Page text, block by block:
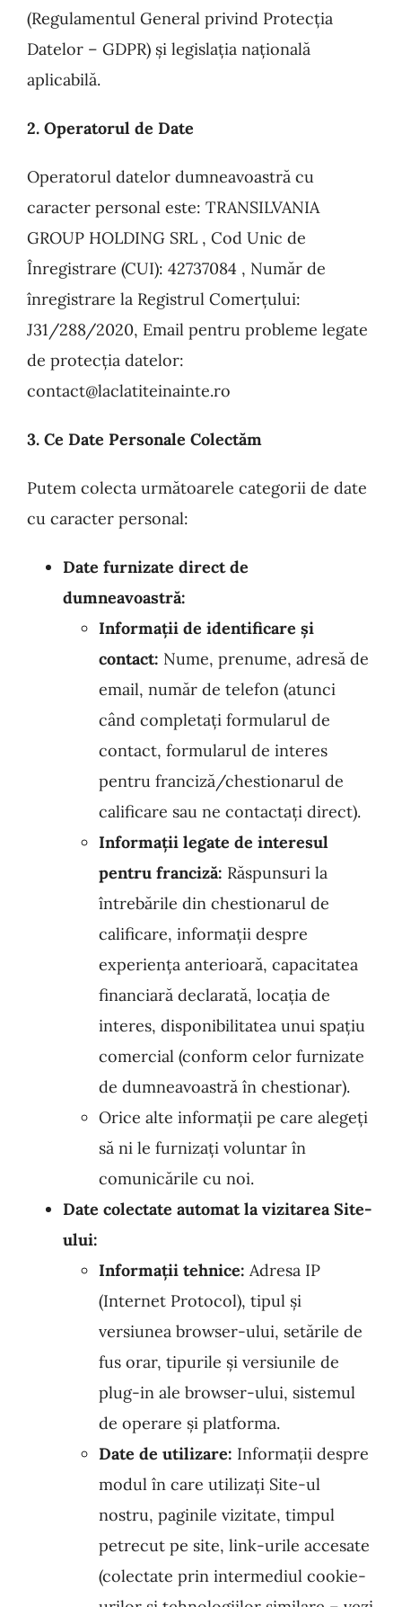
(Regulamentul General privind Protecția
Datelor – GDPR) și legislația națională
aplicabilă.
2. Operatorul de Date
Operatorul datelor dumneavoastră cu
caracter personal este: TRANSILVANIA
GROUP HOLDING SRL , Cod Unic de
Înregistrare (CUI): 42737084 , Număr de
înregistrare la Registrul Comerțului:
J31/288/2020, Email pentru probleme legate
de protecția datelor:
contact@laclatiteinainte.ro
3. Ce Date Personale Colectăm
Putem colecta următoarele categorii de date
cu caracter personal:
Date furnizate direct de
dumneavoastră:
Informații de identificare și
contact: Nume, prenume, adresă de
email, număr de telefon (atunci
când completați formularul de
contact, formularul de interes
pentru franciză/chestionarul de
calificare sau ne contactați direct).
Informații legate de interesul
pentru franciză: Răspunsuri la
întrebările din chestionarul de
calificare, informații despre
experiența anterioară, capacitatea
financiară declarată, locația de
interes, disponibilitatea unui spațiu
comercial (conform celor furnizate
de dumneavoastră în chestionar).
Orice alte informații pe care alegeți
să ni le furnizați voluntar în
comunicările cu noi.
Date colectate automat la vizitarea Site-
ului:
Informații tehnice: Adresa IP
(Internet Protocol), tipul și
versiunea browser-ului, setările de
fus orar, tipurile și versiunile de
plug-in ale browser-ului, sistemul
de operare și platforma.
Date de utilizare: Informații despre
modul în care utilizați Site-ul
nostru, paginile vizitate, timpul
petrecut pe site, link-urile accesate
(colectate prin intermediul cookie-